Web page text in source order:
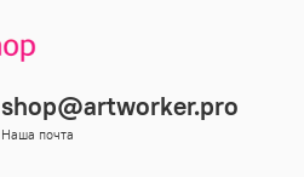
shop@artworker.pro
Наша почта